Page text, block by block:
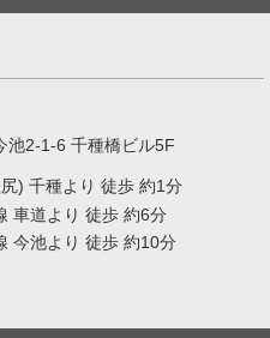
池2-1-6 千種橋ビル5F
) 千種より 徒歩 約1分
車道より 徒歩 約6分
今池より 徒歩 約10分